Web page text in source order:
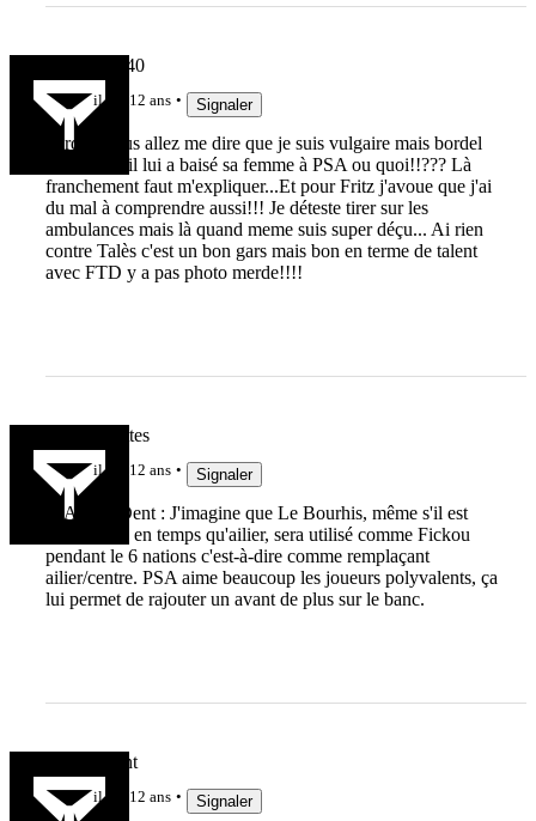
Chalossais40
il y a 12 ans Signaler
Pardon vous allez me dire que je suis vulgaire mais bordel
Trinh Duc il lui a baisé sa femme à PSA ou quoi!!??? Là
franchement faut m'expliquer...Et pour Fritz j'avoue que j'ai
du mal à comprendre aussi!!! Je déteste tirer sur les
ambulances mais là quand meme suis super déçu... Ai rien
contre Talès c'est un bon gars mais bon en terme de talent
avec FTD y a pas photo merde!!!!
Rouflaquettes
il y a 12 ans Signaler
@Artgur Dent : J'imagine que Le Bourhis, même s'il est
sélectionné en temps qu'ailier, sera utilisé comme Fickou
pendant le 6 nations c'est-à-dire comme remplaçant
ailier/centre. PSA aime beaucoup les joueurs polyvalents, ça
lui permet de rajouter un avant de plus sur le banc.
Arthur Dent
il y a 12 ans Signaler